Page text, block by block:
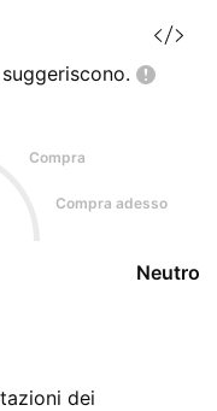
suggeriscono.
Compra
Compra adesso
Neutro
dei